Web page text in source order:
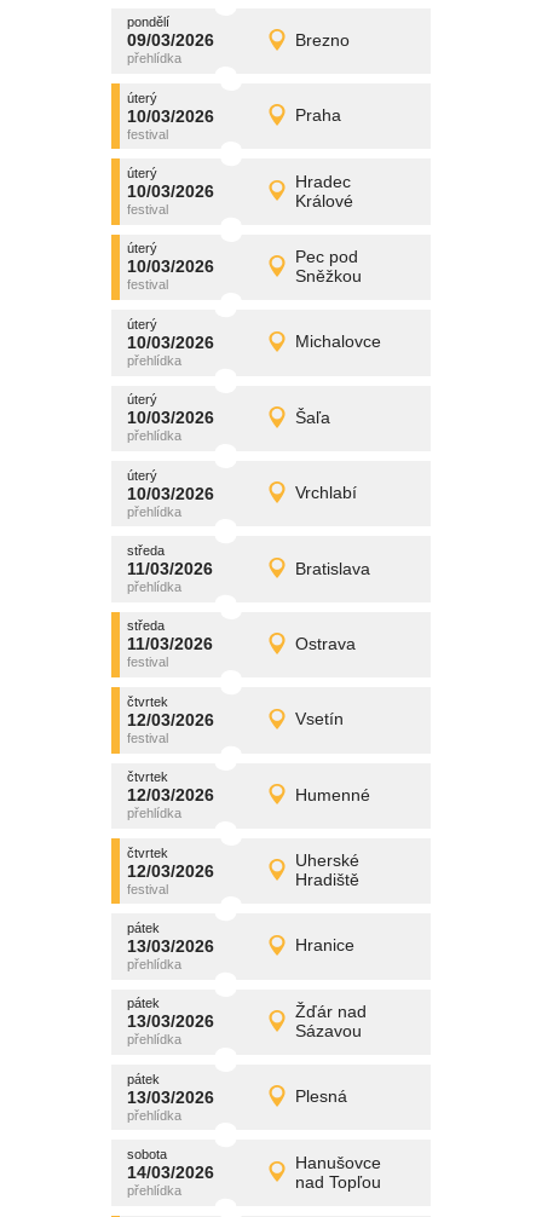
pondělí
09/03/2026 Brezno
pondělí
09/03/2026 Detail
promítání
úterý
10/03/2026 Praha
úterý
10/03/2026 Detail
promítání
úterý
10/03/2026
Hradec
Králové
úterý
10/03/2026 Detail
promítání
úterý
10/03/2026
Pec pod
Sněžkou
úterý
10/03/2026 Detail
promítání
úterý
10/03/2026 Michalovce
úterý
10/03/2026 Detail
promítání
úterý
10/03/2026 Šaľa
úterý
10/03/2026 Detail
promítání
úterý
10/03/2026 Vrchlabí
úterý
10/03/2026 Detail
promítání
středa
11/03/2026 Bratislava
středa
11/03/2026 Detail
promítání
středa
11/03/2026 Ostrava
středa
11/03/2026 Detail
promítání
čtvrtek
12/03/2026 Vsetín
čtvrtek
12/03/2026 Detail
promítání
čtvrtek
12/03/2026 Humenné
čtvrtek
12/03/2026 Detail
promítání
čtvrtek
12/03/2026
Uherské
Hradiště
čtvrtek
12/03/2026 Detail
promítání
pátek
13/03/2026 Hranice
pátek
13/03/2026 Detail
promítání
pátek
13/03/2026
Žďár nad
Sázavou
pátek
13/03/2026 Detail
promítání
pátek
13/03/2026 Plesná
pátek
13/03/2026 Detail
promítání
sobota
14/03/2026
Hanušovce
nad Topľou
sobota
14/03/2026 Detail
promítání